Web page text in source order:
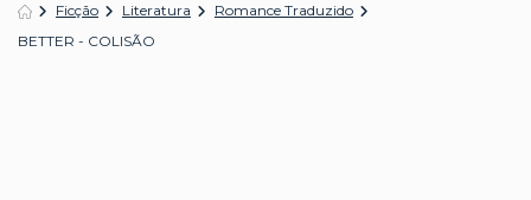
Ficção Literatura
Romance Traduzido
BETTER - COLISÃO